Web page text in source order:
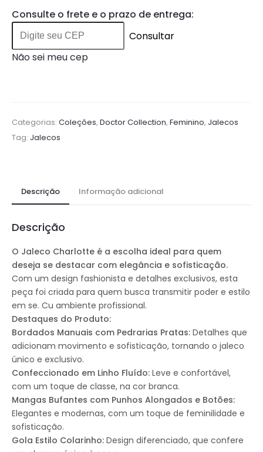
Consulte o frete e o prazo de entrega:
Consultar
Não sei meu cep
Categorias: Coleções, Doctor Collection, Feminino, Jalecos
Tag: Jalecos
Descrição Informação adicional
Descrição
O Jaleco Charlotte é a escolha ideal para quem
deseja se destacar com elegância e sofisticação.
Com um design fashionista e detalhes exclusivos, esta
peça foi criada para quem busca transmitir poder e estilo
em se. Cu ambiente profissional.
Destaques do Produto:
Bordados Manuais com Pedrarias Pratas: Detalhes que
adicionam movimento e sofisticação, tornando o jaleco
único e exclusivo.
Confeccionado em Linho Fluído: Leve e confortável,
com um toque de classe, na cor branca.
Mangas Bufantes com Punhos Alongados e Botões:
Elegantes e modernas, com um toque de feminilidade e
sofisticação.
Gola Estilo Colarinho: Design diferenciado, que confere